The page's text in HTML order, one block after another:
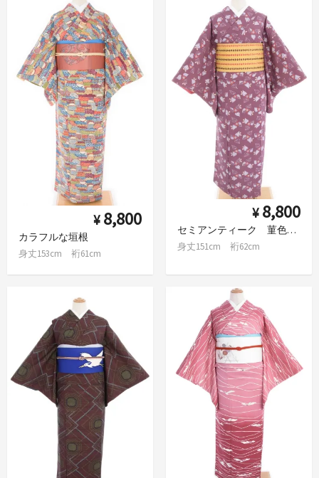
¥ 8,800
カラフルな垣根
身丈153cm 裄61cm
¥ 8,800
セミアンティーク 菫色の地に葉と実
身丈151cm 裄62cm